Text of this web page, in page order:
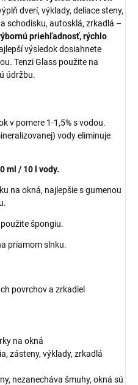
dverí, výklady, deliace steny,
schodisku, autosklá, zrkadlá –
priehľadnosť, rýchlo
výsledok dosiahnete
Tenzi Glass použite na
údržbu.
v pomere 1-1,5% s vodou.
vody eliminuje
ml / 10 l vody.
na okná, najlepšie s gumenou
špongiu.
priamom slnku.
povrchov a zrkadiel
na okná
zásteny, výklady, zrkadlá
nezanecháva šmuhy, okná sú